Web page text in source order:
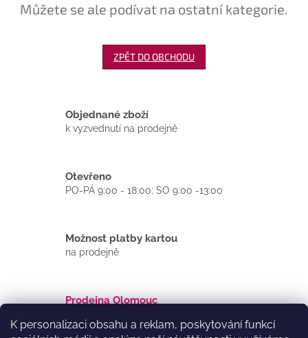
K personalizaci obsahu a reklam, poskytování funkcí
Můžete se ale podívat na ostatní kategorie.
ZPĚT DO OBCHODU
Objednané zboží
k vyzvednutí na prodejně
Otevřeno
PO-PÁ 9:00 - 18:00; SO 9:00 -13:00
Možnost platby kartou
na prodejně
Prodejna Olomouc